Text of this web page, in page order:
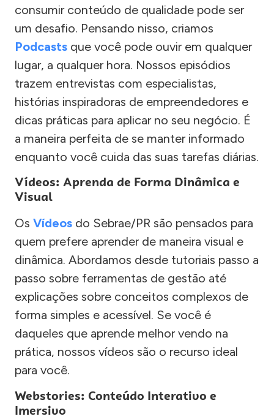
consumir conteúdo de qualidade pode ser
um desafio. Pensando nisso, criamos
Podcasts que você pode ouvir em qualquer
lugar, a qualquer hora. Nossos episódios
trazem entrevistas com especialistas,
histórias inspiradoras de empreendedores e
dicas práticas para aplicar no seu negócio. É
a maneira perfeita de se manter informado
enquanto você cuida das suas tarefas diárias.
Vídeos: Aprenda de Forma Dinâmica e
Visual
Os Vídeos do Sebrae/PR são pensados para
quem prefere aprender de maneira visual e
dinâmica. Abordamos desde tutoriais passo a
passo sobre ferramentas de gestão até
explicações sobre conceitos complexos de
forma simples e acessível. Se você é
daqueles que aprende melhor vendo na
prática, nossos vídeos são o recurso ideal
para você.
Webstories: Conteúdo Interativo e
Imersivo